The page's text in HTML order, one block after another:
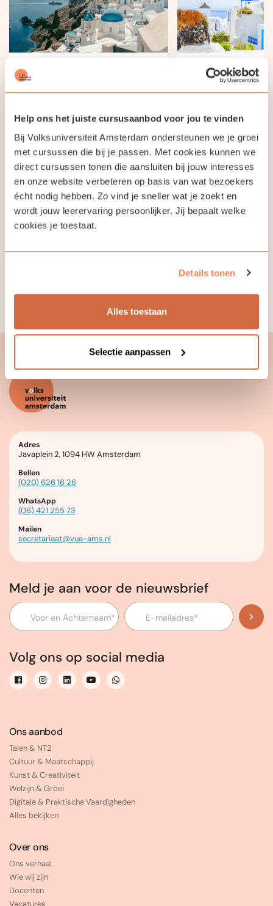
Help ons het juiste cursusaanbod voor jou te vinden
Bij Volksuniversiteit Amsterdam ondersteunen we je groei
met cursussen die bij je passen. Met cookies kunnen we
direct cursussen tonen die aansluiten bij jouw interesses
en onze website verbeteren op basis van wat bezoekers
écht nodig hebben. Zo vind je sneller wat je zoekt en
wordt jouw leerervaring persoonlijker. Jij bepaalt welke
cookies je toestaat.
Details tonen
Alles toestaan
Selectie aanpassen
Grieks Beginners 1 (A0-
A1.1) (Engels
Cursus
In deze cursus leer je als beginner
(nieuw) Grieks lezen, schrijven en
spreken over alledaagse
onderwerpen, met veel aandacht
voor uitspraak en praktisch
taalgebruik.
Grieks
Cursus
Deze cursus is het
cursus Grieks
(A2-A2.1) en bestemd
die met succes heeft
aan een cursus van
Adres
Javaplein 2, 1094 HW Amsterdam
Bellen
(020) 626 16 26
WhatsApp
(06) 421 255 73
Mailen
secretariaat@vua-ams.nl
Meld je aan voor de nieuwsbrief
Voor en Achternaam* E-mailadres*
Volg ons op social media
Ons aanbod
Talen & NT2
Cultuur & Maatschappij
Kunst & Creativiteit
Welzijn & Groei
Digitale & Praktische Vaardigheden
Alles bekijken
Over ons
Ons verhaal
Wie wij zijn
Docenten